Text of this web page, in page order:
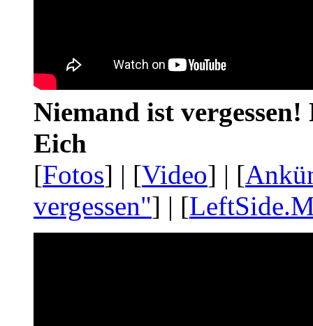
Niemand ist
Eich
[Fotos] | [Video] | [
vergessen"] | [